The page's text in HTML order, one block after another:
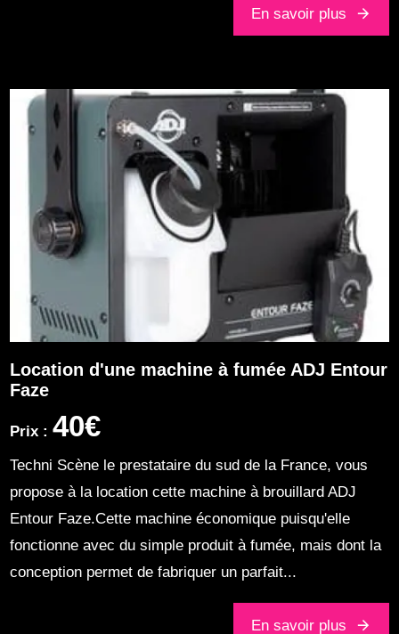
En savoir plus
Location d'une machine à fumée ADJ Entour
Faze
Prix :40€
Techni Scène le prestataire du sud de la France, vous
propose à la location cette machine à brouillard ADJ
Entour Faze.Cette machine économique puisqu'elle
fonctionne avec du simple produit à fumée, mais dont la
conception permet de fabriquer un parfait...
En savoir plus